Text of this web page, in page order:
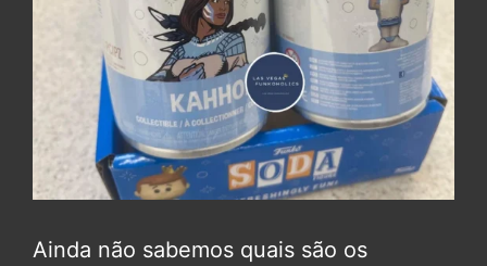
Ainda não sabemos quais são os